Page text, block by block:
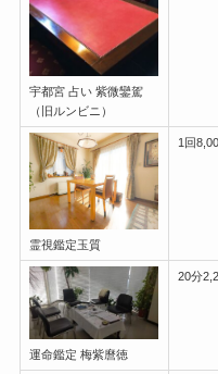
宇都宮 占い 紫微鑾駕
（旧ルンビニ）
霊視鑑定玉質
1回
運命鑑定 梅紫麿徳
20分